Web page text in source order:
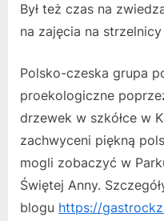
Był też czas na
na zajęcia na
Polsko-czeska grupa
proekologiczne
drzewek w szkółce w
zachwyceni piękną
mogli zobaczyć w
Świętej Anny.
blogu https://